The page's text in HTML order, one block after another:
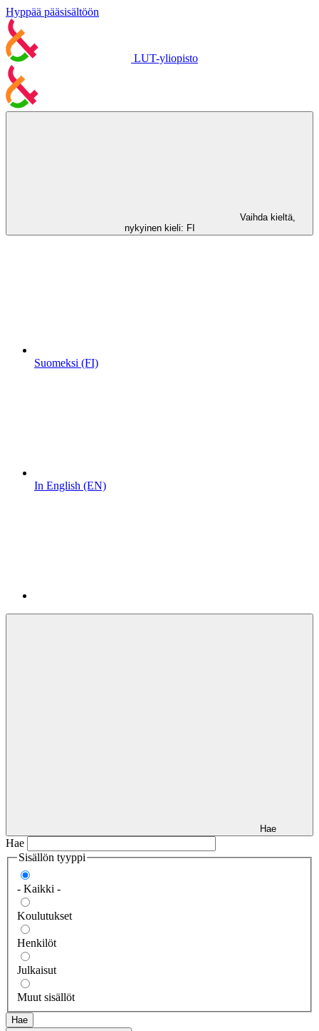
Hyppää pääsisältöön
LUT-yliopisto
Vaihda kieltä,
nykyinen kieli: FI
Suomeksi (FI)
In English (EN)
Hae
Hae
Sisällön tyyppi
- Kaikki -
Koulutukset
Henkilöt
Julkaisut
Muut sisällöt